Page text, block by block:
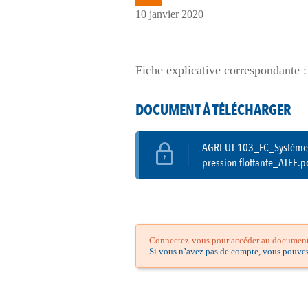
10 janvier 2020
Fiche explicative correspondante :
DOCUMENT À TÉLÉCHARGER
AGRI-UT-
pression
Connectez-vous pour accéder au
Si vous n’avez pas de compte, vous